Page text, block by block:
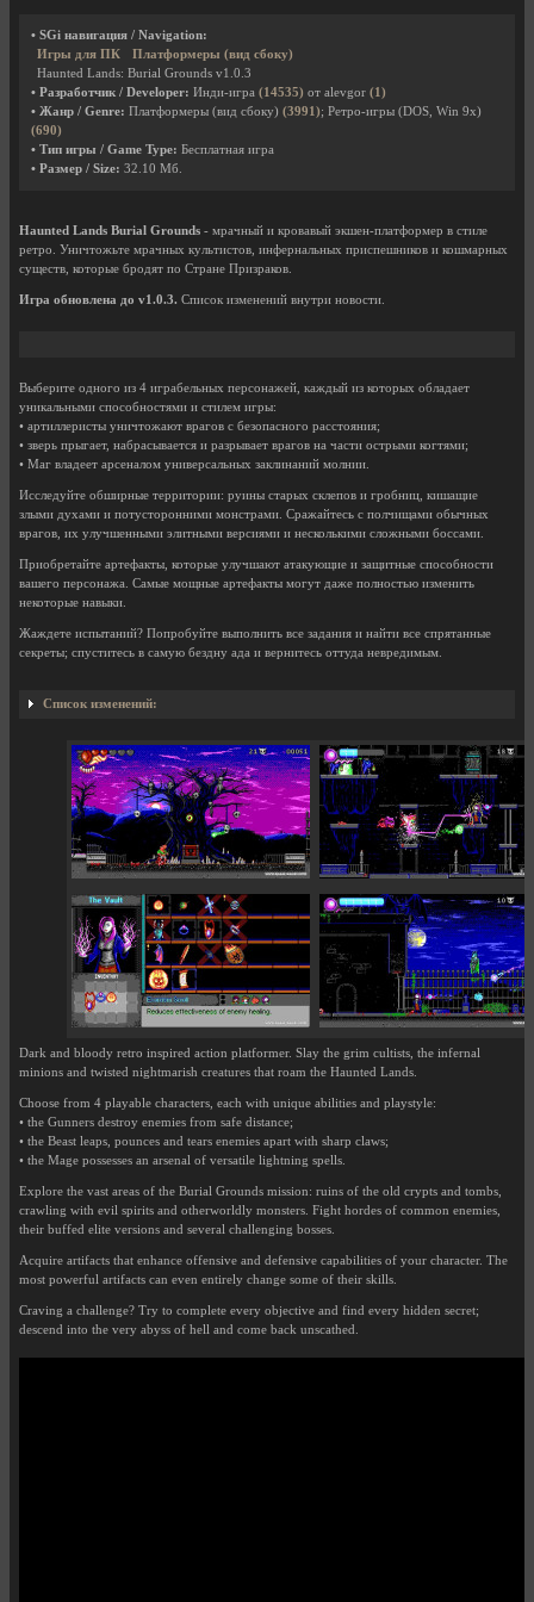
• SGi навигация / Navigation:
Игры для ПК
Платформеры (вид сбоку)
Haunted Lands: Burial Grounds v1.0.3
• Разработчик / Developer: Инди-игра (14535) от alevgor (1)
• Жанр / Genre: Платформеры (вид сбоку) (3991); Ретро-игры (DOS, Win 9x)
(690)
• Тип игры / Game Type: Бесплатная игра
• Размер / Size: 32.10 Мб.
Haunted Lands Burial Grounds - мрачный и кровавый экшен-платформер в стиле
ретро. Уничтожьте мрачных культистов, инфернальных приспешников и кошмарных
существ, которые бродят по Стране Призраков.
Игра обновлена до v1.0.3. Список изменений внутри новости.
Выберите одного из 4 играбельных персонажей, каждый из которых обладает
уникальными способностями и стилем игры:
• артиллеристы уничтожают врагов с безопасного расстояния;
• зверь прыгает, набрасывается и разрывает врагов на части острыми когтями;
• Маг владеет арсеналом универсальных заклинаний молнии.
Исследуйте обширные территории: руины старых склепов и гробниц, кишащие
злыми духами и потусторонними монстрами. Сражайтесь с полчищами обычных
врагов, их улучшенными элитными версиями и несколькими сложными боссами.
Приобретайте артефакты, которые улучшают атакующие и защитные способности
вашего персонажа. Самые мощные артефакты могут даже полностью изменить
некоторые навыки.
Жаждете испытаний? Попробуйте выполнить все задания и найти все спрятанные
секреты; спуститесь в самую бездну ада и вернитесь оттуда невредимым.
Список изменений:
Dark and bloody retro inspired action platformer. Slay the grim cultists, the infernal
minions and twisted nightmarish creatures that roam the Haunted Lands.
Choose from 4 playable characters, each with unique abilities and playstyle:
• the Gunners destroy enemies from safe distance;
• the Beast leaps, pounces and tears enemies apart with sharp claws;
• the Mage possesses an arsenal of versatile lightning spells.
Explore the vast areas of the Burial Grounds mission: ruins of the old crypts and tombs,
crawling with evil spirits and otherworldly monsters. Fight hordes of common enemies,
their buffed elite versions and several challenging bosses.
Acquire artifacts that enhance offensive and defensive capabilities of your character. The
most powerful artifacts can even entirely change some of their skills.
Craving a challenge? Try to complete every objective and find every hidden secret;
descend into the very abyss of hell and come back unscathed.